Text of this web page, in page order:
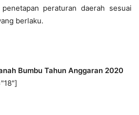
peraturan daerah sesuai
berlaku.
Bumbu Tahun Anggaran 2020